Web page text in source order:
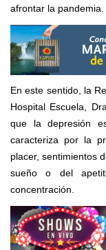
afrontar la pandemia.
En este sentido, la
Hospital Escuela,
que la depresión
caracteriza por la
placer, sentimientos
sueño o del
concentración.